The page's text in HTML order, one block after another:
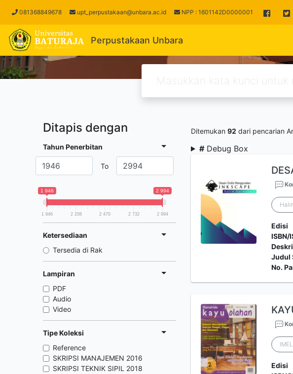
081368849678(current)upt_perpustakaan@unbara.ac.id NPP : 1601142D0000001
Perpustakaan Unbara
Ditapis dengan
Tahun Penerbitan
To
1 946 2 994
1 946 2 208 2 470 2 732 2 994
Ketersediaan
Tersedia di Rak
Lampiran
PDF
Audio
Video
Tipe Koleksi
Reference
SKRIPSI MANAJEMEN 2016
SKRIPSI TEKNIK SIPIL 2018
Ditemukan 92 dari pencarian
# Debug Box
Edisi
ISBN/
Judul
No.
Edisi